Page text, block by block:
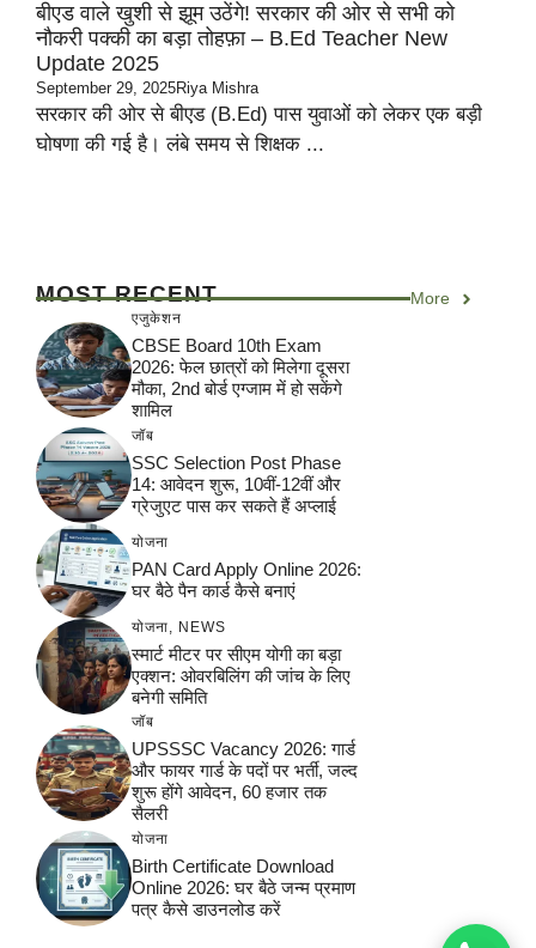
बीएड वाले खुशी से झूम उठेंगे! सरकार की ओर से सभी को
नौकरी पक्की का बड़ा तोहफ़ा – B.Ed Teacher New
Update 2025
September 29, 2025Riya Mishra
सरकार की ओर से बीएड (B.Ed) पास युवाओं को लेकर एक बड़ी
घोषणा की गई है। लंबे समय से शिक्षक ...
MOST RECENT More
एजुकेशन
CBSE Board 10th Exam
2026: फेल छात्रों को मिलेगा दूसरा
मौका, 2nd बोर्ड एग्जाम में हो सकेंगे
शामिल
जॉब
SSC Selection Post Phase
14: आवेदन शुरू, 10वीं-12वीं और
ग्रेजुएट पास कर सकते हैं अप्लाई
योजना
PAN Card Apply Online 2026:
घर बैठे पैन कार्ड कैसे बनाएं
योजना NEWS
स्मार्ट मीटर पर सीएम योगी का बड़ा
एक्शन: ओवरबिलिंग की जांच के लिए
बनेगी समिति
जॉब
UPSSSC Vacancy 2026: गार्ड
और फायर गार्ड के पदों पर भर्ती, जल्द
शुरू होंगे आवेदन, 60 हजार तक
सैलरी
योजना
Birth Certificate Download
Online 2026: घर बैठे जन्म प्रमाण
पत्र कैसे डाउनलोड करें